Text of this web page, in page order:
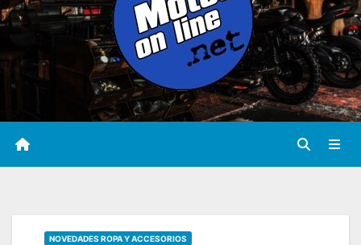
NOVEDADES ROPA Y ACCESORIOS